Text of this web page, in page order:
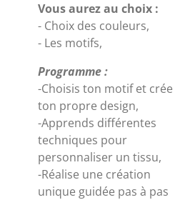
Vous aurez au choix :
- Choix des couleurs,
- Les motifs,
Programme :
-Choisis ton motif et crée
ton propre design,
-Apprends différentes
techniques pour
personnaliser un tissu,
-Réalise une création
unique guidée pas à pas